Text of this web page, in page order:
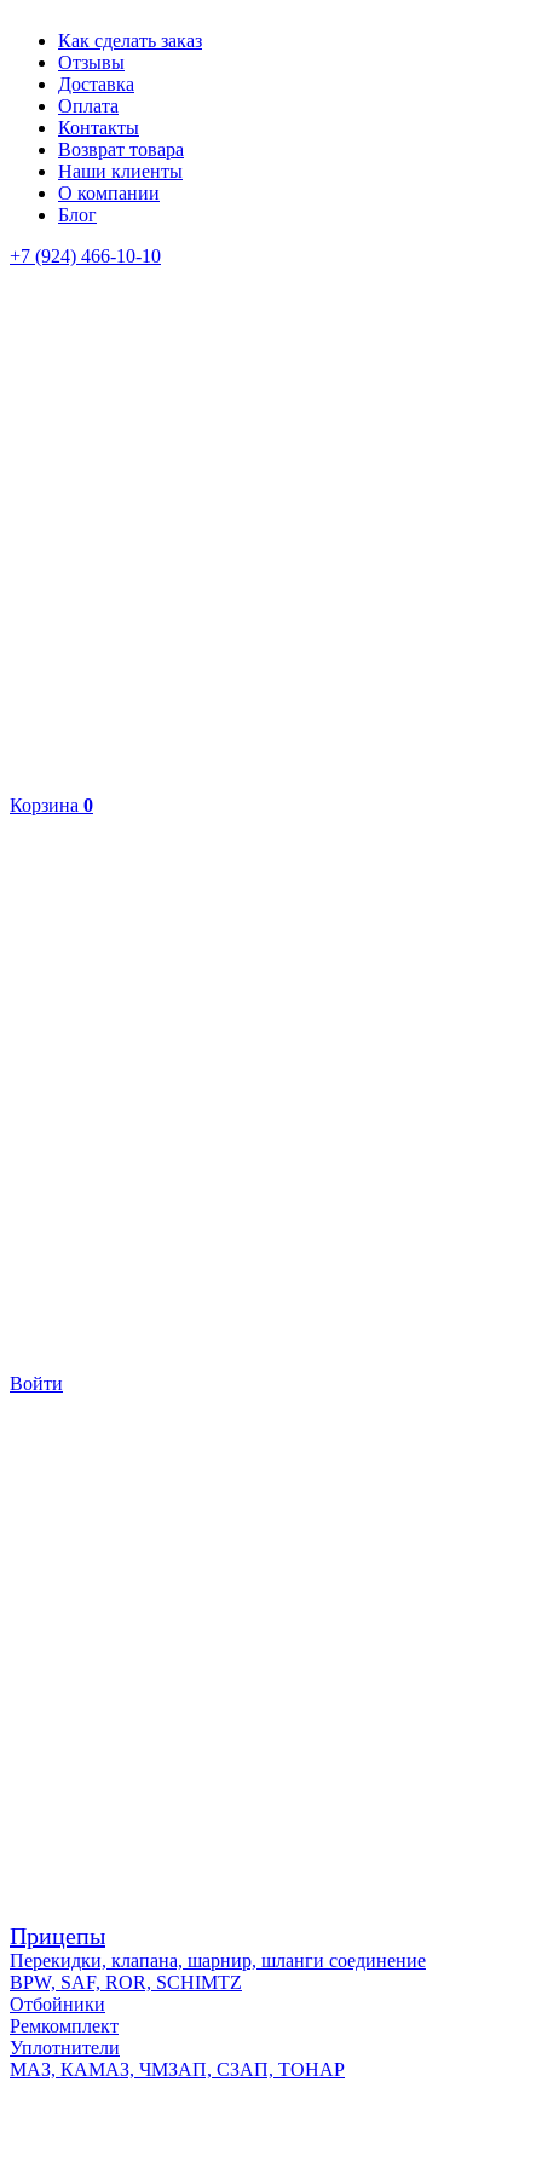
Как сделать заказ
Отзывы
Доставка
Оплата
Контакты
Возврат товара
Наши клиенты
О компании
Блог
+7 (924) 466-10-10
Корзина 0
Войти
Прицепы
Перекидки, клапана, шарнир, шланги соединение
BPW, SAF, ROR, SCHIMTZ
Отбойники
Ремкомплект
Уплотнители
МАЗ, КАМАЗ, ЧМЗАП, СЗАП, ТОНАР